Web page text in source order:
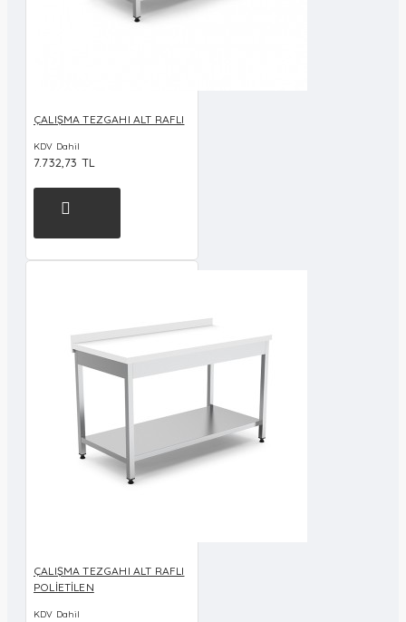
ÇALIŞMA TEZGAHI ALT RAFLI
KDV Dahil
7.732,73 TL
ÇALIŞMA TEZGAHI ALT RAFLI
POLİETİLEN
KDV Dahil